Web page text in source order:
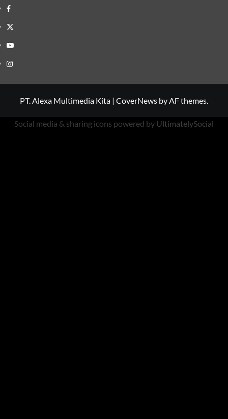
Facebook
Twitter
Youtube
Instagram
PT. Alexa Multimedia Kita | CoverNews by AF themes.
Social media & sharing icons powered by UltimatelySocial